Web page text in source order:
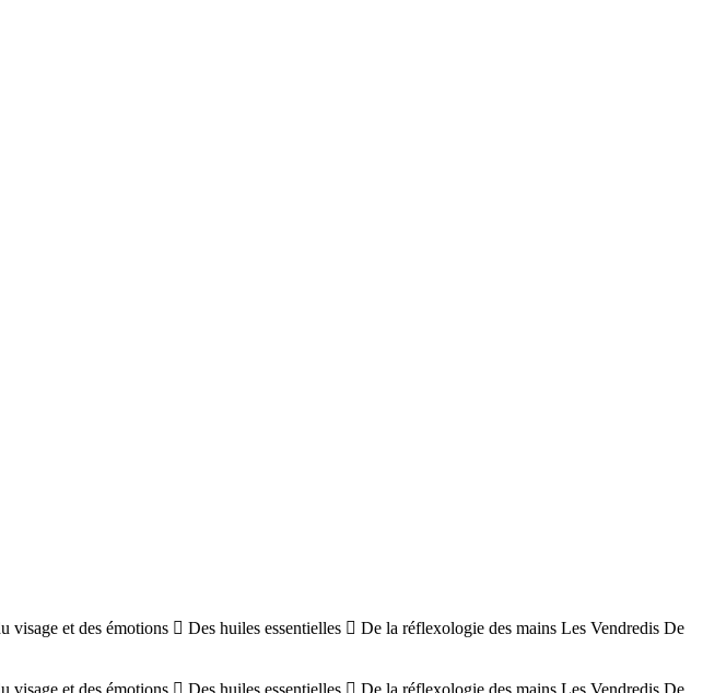
et des émotions  Des huiles essentielles  De la réflexologie des mains Les Vendredis De
et des émotions  Des huiles essentielles  De la réflexologie des mains Les Vendredis De